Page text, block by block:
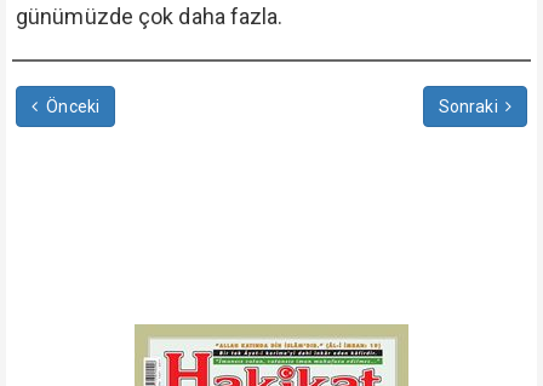
günümüzde çok daha fazla.
Önceki Sonraki